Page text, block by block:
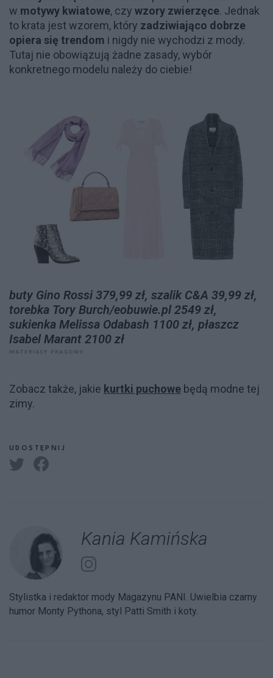
w motywy kwiatowe, czy wzory zwierzęce. Jednak
to krata jest wzorem, który zadziwiająco dobrze
opiera się trendom i nigdy nie wychodzi z mody.
Tutaj nie obowiązują żadne zasady, wybór
konkretnego modelu należy do ciebie!
buty Gino Rossi 379,99 zł, szalik C&A 39,99 zł,
torebka Tory Burch/eobuwie.pl 2549 zł,
sukienka Melissa Odabash 1100 zł, płaszcz
Isabel Marant 2100 zł
Zobacz także, jakie kurtki puchowe będą modne tej
zimy.
UDOSTĘPNIJ
Kania Kamińska
Stylistka i redaktor mody Magazynu PANI. Uwielbia czarny
humor Monty Pythona, styl Patti Smith i koty.